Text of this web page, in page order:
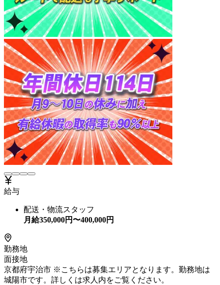
給与
配送・物流スタッフ
月給350,000円〜400,000円
勤務地
面接地
京都府宇治市 ※こちらは募集エリアとなります。勤務地は
城陽市です。詳しくは求人内をご覧ください。